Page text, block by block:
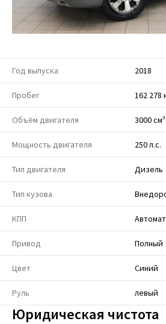
Год выпуска 2018
Пробег 162 278
Объём двигателя 3000 см³
Мощность двигателя 250 л.с.
Тип двигателя Дизель
Тип кузова
КПП
Привод Полный
Цвет Синий
Руль левый
Юридическая чистота